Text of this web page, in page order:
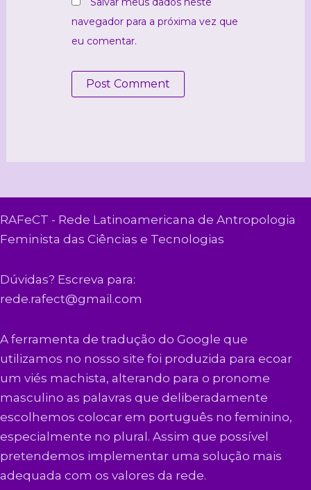
navegador para a próxima vez que
eu comentar.
RAFeCT - Rede Latinoamericana de Antropologia
Feminista das Ciências e Tecnologias
Dúvidas? Escreva para:
rede.rafect@gmail.com
A ferramenta de tradução do Google que
utilizamos no nosso site foi produzida para ecoar
um viés machista, alterando para o pronome
masculino as palavras que deliberadamente
escolhemos colocar em português no feminino,
especialmente no plural. Assim que possível
pretendemos implementar uma solução mais
adequada com os valores da rede.